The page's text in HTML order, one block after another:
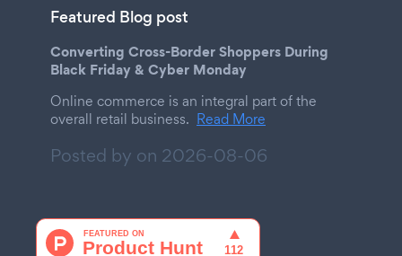
Featured Blog post
Converting Cross-Border Shoppers During
Black Friday & Cyber Monday
Online commerce is an integral part of the
overall retail business. Read More
Posted by on 2026-08-06